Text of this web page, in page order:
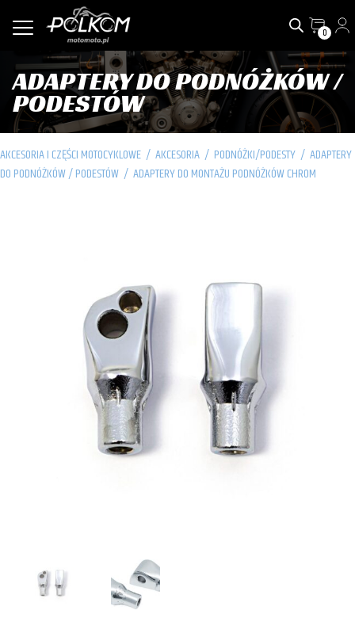
0
ADAPTERY DO PODNÓŻKÓW /
PODESTÓW
AKCESORIA I CZĘŚCI MOTOCYKLOWE / AKCESORIA / PODNÓŻKI/PODESTY / ADAPTERY
DO PODNÓŻKÓW / PODESTÓW / ADAPTERY DO MONTAŻU PODNÓŻKÓW CHROM